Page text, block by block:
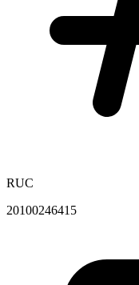
RUC
20100246415